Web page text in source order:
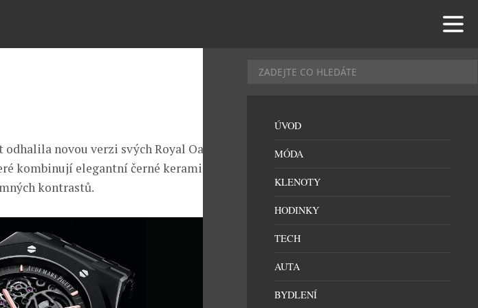
novou verzi svých Royal Oak
kombinují elegantní černé keramické
kontrastů.
ÚVOD
MÓDA
KLENOTY
HODINKY
TECH
AUTA
BYDLENÍ